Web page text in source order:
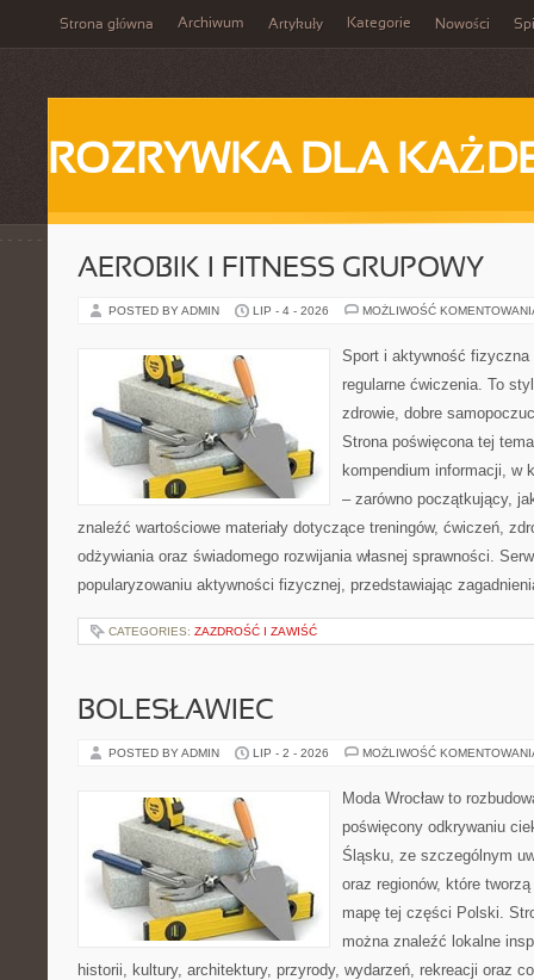
Strona główna Archiwum Artykuły Kategorie Nowości
ROZRYWKA DLA
AEROBIK I FITNESS GRUPOWY
POSTED BY ADMIN LIP - 4 - 2026 MOŻLIWOŚĆ
Sport i aktywność
regularne ćwiczenia. To
zdrowie, dobre
Strona poświęcona tej
kompendium informacji, w
– zarówno początkujący,
znaleźć wartościowe materiały dotyczące treningów, ćwiczeń,
odżywiania oraz świadomego rozwijania własnej sprawności.
popularyzowaniu aktywności fizycznej, przedstawiając
CATEGORIES: ZAZDROŚĆ I ZAWIŚĆ
BOLESŁAWIEC
POSTED BY ADMIN LIP - 2 - 2026 MOŻLIWOŚĆ
Moda Wrocław to
poświęcony odkrywaniu
Śląsku, ze szczególnym
oraz regionów, które
mapę tej części Polski.
można znaleźć lokalne
historii, kultury, architektury, przyrody, wydarzeń, rekreacji oraz